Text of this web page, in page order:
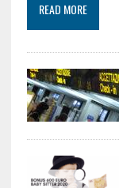
READ MORE